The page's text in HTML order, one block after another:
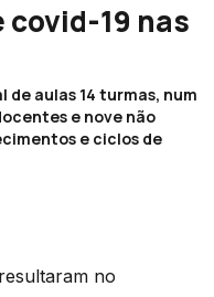
covid-19 nas
de aulas 14 turmas, num
e nove não
e ciclos de
no